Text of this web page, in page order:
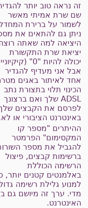
נראה טוב יותר להגדיר
שרת אמיתי מאשר
על ברירת המחדל.
גם להתאים את מספרי
למה שאתה רוצה,
שרת התקשורת
יכולה להיות "0" (קיקיוניים)
אני מעדיף להגדיר
לאיתור באגים מטרה.
תלוי בתצורת נתב
ADSL שלך ואם ברצונך
את הקבצים שלך
הציבורי או לא.
"מספר קו
הפרמטר
את מספר השורות
קבצים, פיצול
הכוללת
קטנים יותר, כדי
גלילת רשימה גדולה
ערך זה מיושם גם בדף